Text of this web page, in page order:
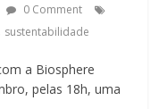
0 Comment
sustentabilidade
a Biosphere
pelas 18h, uma